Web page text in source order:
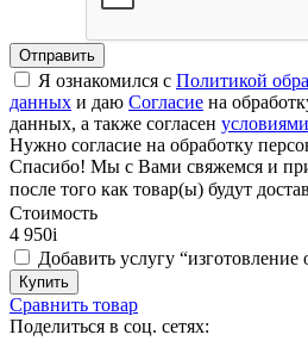
Отправить
Я ознакомился с Политикой
данных и даю Согласие на
данных, а также согласен
Нужно согласие на обработку
Спасибо! Мы с Вами свяжемся и
после того как товар(ы) будут
Стоимость
4 950i
Добавить услугу “изготовление
Купить
Сравнить товар
Поделиться в соц. сетях: